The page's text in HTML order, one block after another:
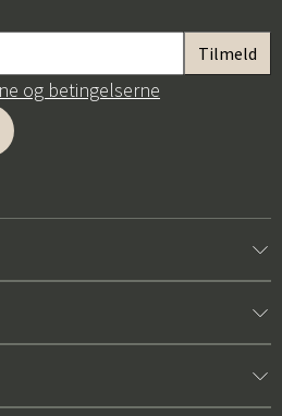
og betingelserne